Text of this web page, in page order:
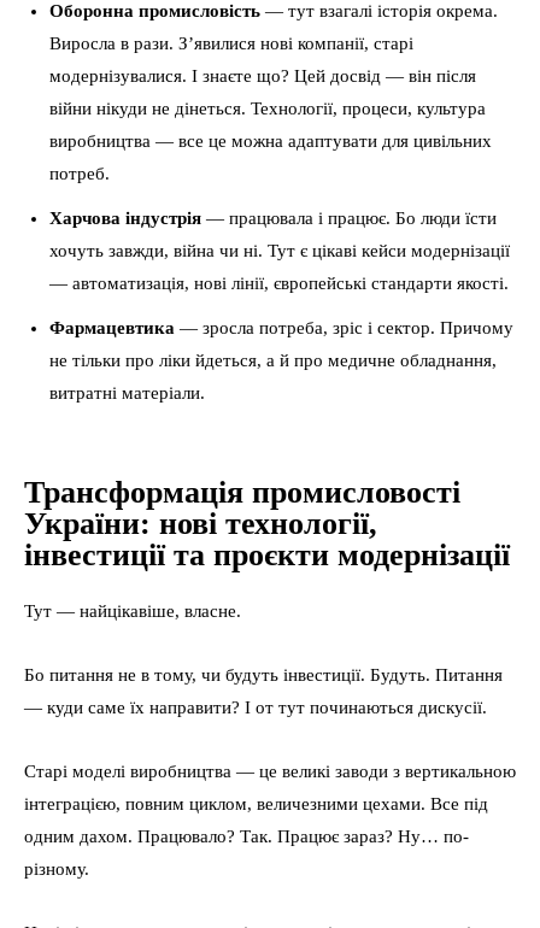
Оборонна промисловість — тут взагалі історія окрема.
Виросла в рази. З’явилися нові компанії, старі
модернізувалися. І знаєте що? Цей досвід — він після
війни нікуди не дінеться. Технології, процеси, культура
виробництва — все це можна адаптувати для цивільних
потреб.
Харчова індустрія — працювала і працює. Бо люди їсти
хочуть завжди, війна чи ні. Тут є цікаві кейси модернізації
— автоматизація, нові лінії, європейські стандарти якості.
Фармацевтика — зросла потреба, зріс і сектор. Причому
не тільки про ліки йдеться, а й про медичне обладнання,
витратні матеріали.
Трансформація промисловості
України: нові технології,
інвестиції та проєкти модернізації
Тут — найцікавіше, власне.
Бо питання не в тому, чи будуть інвестиції. Будуть. Питання
— куди саме їх направити? І от тут починаються дискусії.
Старі моделі виробництва — це великі заводи з вертикальною
інтеграцією, повним циклом, величезними цехами. Все під
одним дахом. Працювало? Так. Працює зараз? Ну… по-
різному.